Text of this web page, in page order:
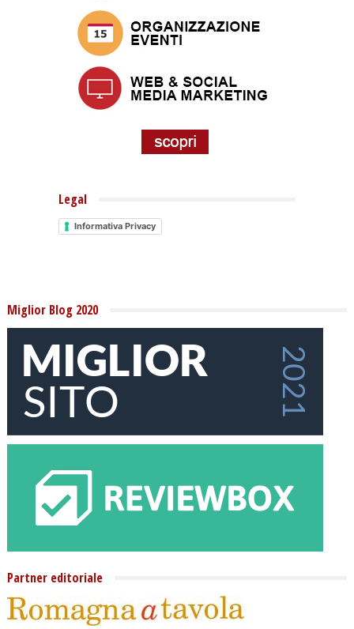
Legal
Informativa Privacy
Miglior Blog 2020
Partner editoriale